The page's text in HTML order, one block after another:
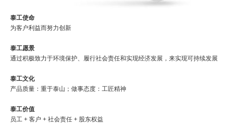
泰工使命
为客户利益而努力创新
泰工愿景
通过积极致力于环境保护、履行社会责任和实现经济发展，来实现可持续发展
泰工文化
产品质量：重于泰山；做事态度：工匠精神
泰工价值
员工 + 客户 + 社会责任 + 股东权益